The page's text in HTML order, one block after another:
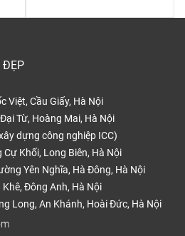
ĐẸP
Việt, Cầu Giấy, Hà Nội
Từ, Hoàng Mai, Hà Nội
dựng công nghiệp ICC)
Khối, Long Biên, Hà Nội
Yên Nghĩa, Hà Đông, Hà Nội
Đông Anh, Hà Nội
Long, An Khánh, Hoài Đức, Hà Nội